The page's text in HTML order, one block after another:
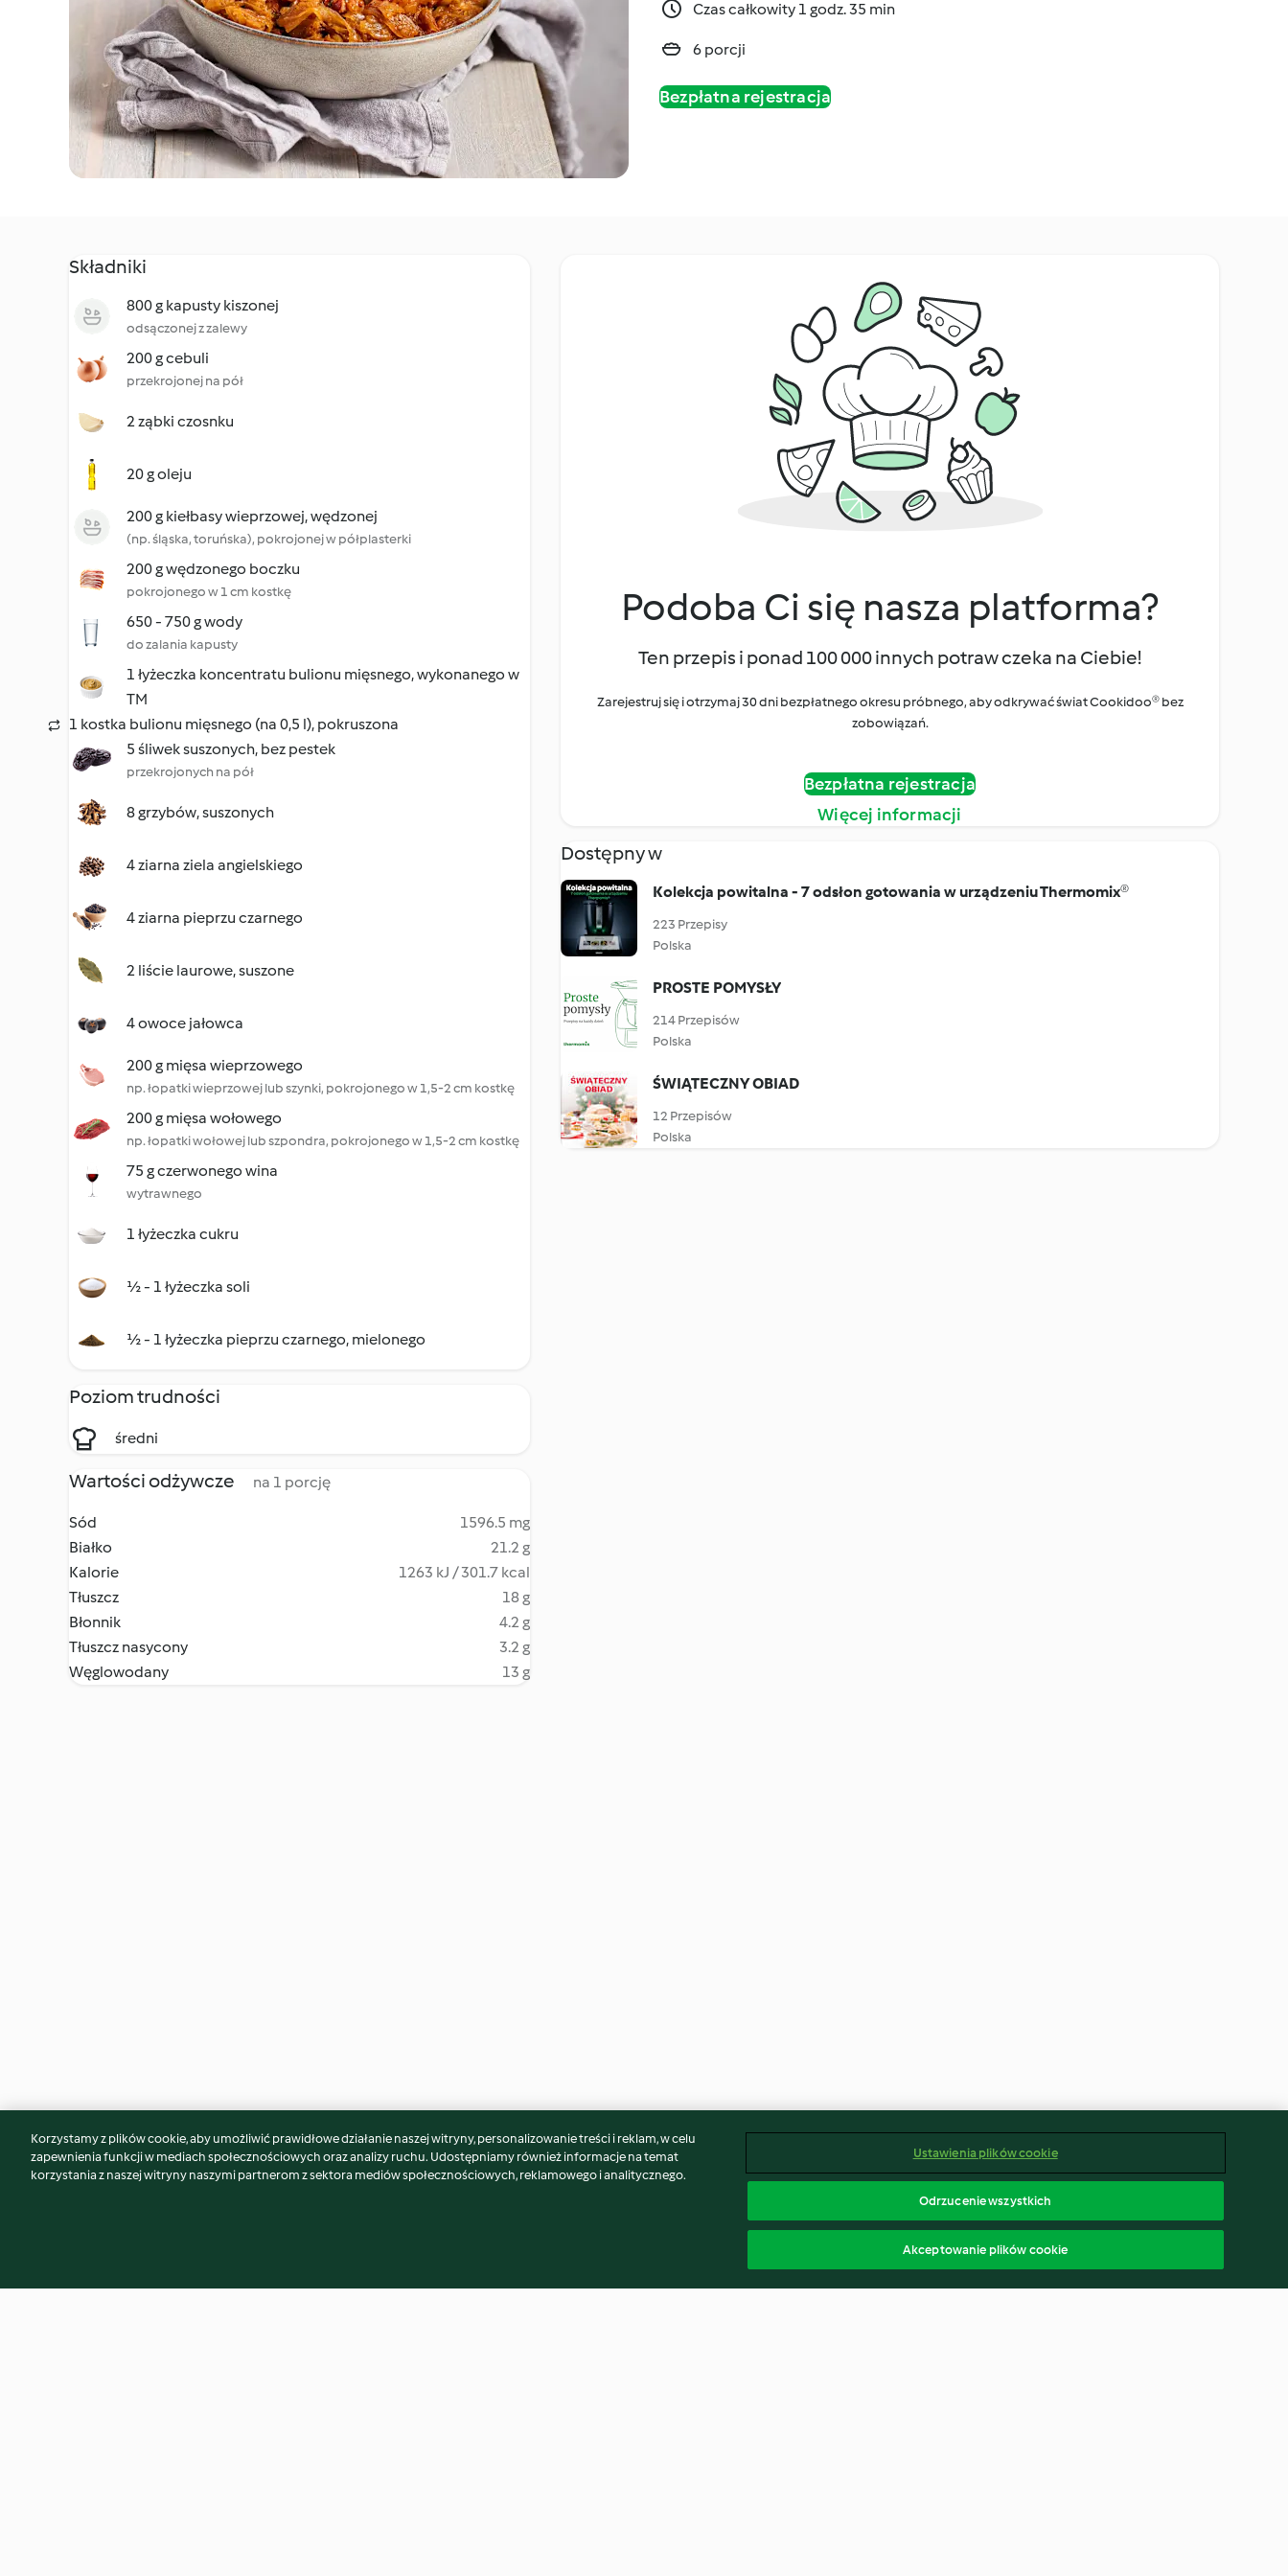
Czas całkowity 1 godz. 35 min
6 porcji
Bezpłatna rejestracja
Składniki
800 g kapusty kiszonej
odsączonej z zalewy
200 g cebuli
przekrojonej na pół
2 ząbki czosnku
20 g oleju
200 g kiełbasy wieprzowej, wędzonej
(np. śląska, toruńska), pokrojonej w półplasterki
200 g wędzonego boczku
pokrojonego w 1 cm kostkę
650 - 750 g wody
do zalania kapusty
1 łyżeczka koncentratu bulionu mięsnego, wykonanego w
TM
1 kostka bulionu mięsnego (na 0,5 l), pokruszona
5 śliwek suszonych, bez pestek
przekrojonych na pół
8 grzybów, suszonych
4 ziarna ziela angielskiego
4 ziarna pieprzu czarnego
2 liście laurowe, suszone
4 owoce jałowca
200 g mięsa wieprzowego
np. łopatki wieprzowej lub szynki, pokrojonego w 1,5-2 cm kostkę
200 g mięsa wołowego
np. łopatki wołowej lub szpondra, pokrojonego w 1,5-2 cm kostkę
75 g czerwonego wina
wytrawnego
1 łyżeczka cukru
½ - 1 łyżeczka soli
½ - 1 łyżeczka pieprzu czarnego, mielonego
Poziom trudności
średni
Wartości odżywcze na 1 porcję
Sód
1596.5 mg
Białko
21.2 g
Kalorie
1263 kJ / 301.7 kcal
Tłuszcz
18 g
Błonnik
4.2 g
Tłuszcz nasycony
3.2 g
Węglowodany
13 g
Podoba Ci się nasza platforma?
Ten przepis i ponad 100 000 innych potraw czeka na Ciebie!
Zarejestruj się i otrzymaj 30 dni bezpłatnego okresu próbnego, aby odkrywać świat Cookidoo® bez
zobowiązań.
Bezpłatna rejestracja
Więcej informacji
Dostępny w
Kolekcja powitalna - 7 odsłon gotowania w urządzeniu Thermomix®
223 Przepisy
Polska
PROSTE POMYSŁY
214 Przepisów
Polska
ŚWIĄTECZNY OBIAD
12 Przepisów
Polska
Może spodoba Ci się również...
Korzystamy z plików cookie, aby umożliwić prawidłowe działanie naszej witryny, personalizowanie treści i reklam, w celu
zapewnienia funkcji w mediach społecznościowych oraz analizy ruchu. Udostępniamy również informacje na temat
korzystania z naszej witryny naszymi partnerom z sektora mediów społecznościowych, reklamowego i analitycznego.
Ustawienia plików cookie
Odrzucenie wszystkich
Akceptowanie plików cookie